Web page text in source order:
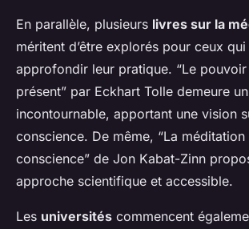
En parallèle, plusieurs livres sur la
méritent d’être explorés pour ceux
approfondir leur pratique. “Le
présent” par Eckhart Tolle demeure un
incontournable, apportant une vision
conscience. De même, “La
conscience” de Jon Kabat-Zinn
approche scientifique et accessible.
Les universités commencent